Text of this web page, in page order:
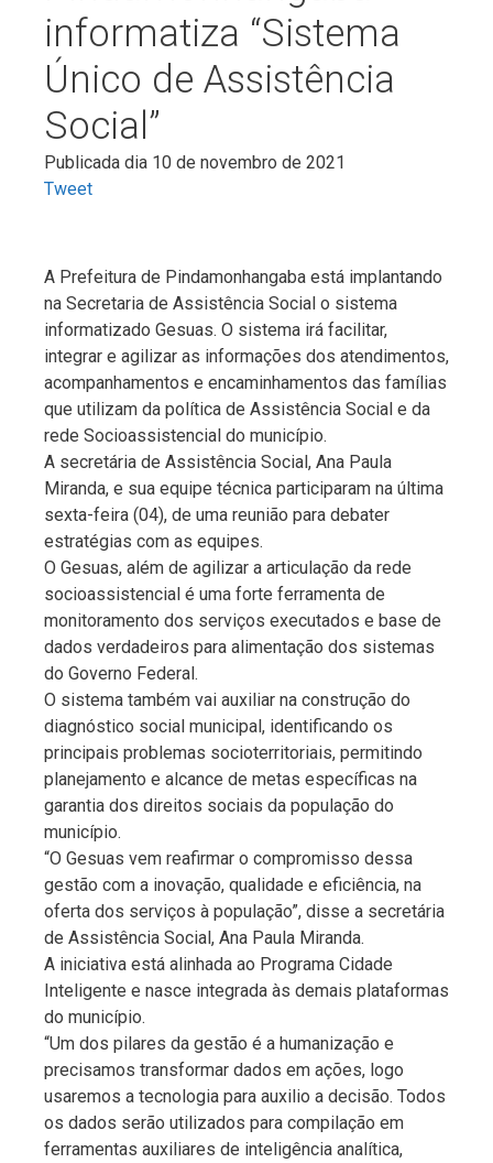
informatiza “Sistema
Único de Assistência
Social”
Publicada dia 10 de novembro de 2021
Tweet
A Prefeitura de Pindamonhangaba está implantando
na Secretaria de Assistência Social o sistema
informatizado Gesuas. O sistema irá facilitar,
integrar e agilizar as informações dos atendimentos,
acompanhamentos e encaminhamentos das famílias
que utilizam da política de Assistência Social e da
rede Socioassistencial do município.
A secretária de Assistência Social, Ana Paula
Miranda, e sua equipe técnica participaram na última
sexta-feira (04), de uma reunião para debater
estratégias com as equipes.
O Gesuas, além de agilizar a articulação da rede
socioassistencial é uma forte ferramenta de
monitoramento dos serviços executados e base de
dados verdadeiros para alimentação dos sistemas
do Governo Federal.
O sistema também vai auxiliar na construção do
diagnóstico social municipal, identificando os
principais problemas socioterritoriais, permitindo
planejamento e alcance de metas específicas na
garantia dos direitos sociais da população do
município.
“O Gesuas vem reafirmar o compromisso dessa
gestão com a inovação, qualidade e eficiência, na
oferta dos serviços à população”, disse a secretária
de Assistência Social, Ana Paula Miranda.
A iniciativa está alinhada ao Programa Cidade
Inteligente e nasce integrada às demais plataformas
do município.
“Um dos pilares da gestão é a humanização e
precisamos transformar dados em ações, logo
usaremos a tecnologia para auxilio a decisão. Todos
os dados serão utilizados para compilação em
ferramentas auxiliares de inteligência analítica,